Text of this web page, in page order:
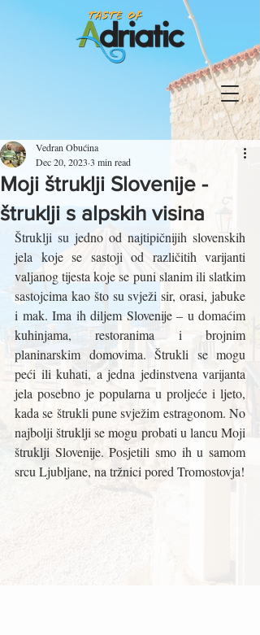
Moji štruklji Slovenije -
štruklji s alpskih visina
Vedran Obućina
Dec 20, 2023 3 min read
Štruklji su jedno od najtipičnijih slovenskih
jela koje se sastoji od različitih varijanti
valjanog tijesta koje se puni slanim ili slatkim
sastojcima kao što su svježi sir, orasi, jabuke
i mak. Ima ih diljem Slovenije – u domaćim
kuhinjama, restoranima i brojnim
planinarskim domovima. Štrukli se mogu
peći ili kuhati, a jedna jedinstvena varijanta
jela posebno je popularna u proljeće i ljeto,
kada se štrukli pune svježim estragonom. No
najbolji štruklji se mogu probati u lancu Moji
štruklji Slovenije. Posjetili smo ih u samom